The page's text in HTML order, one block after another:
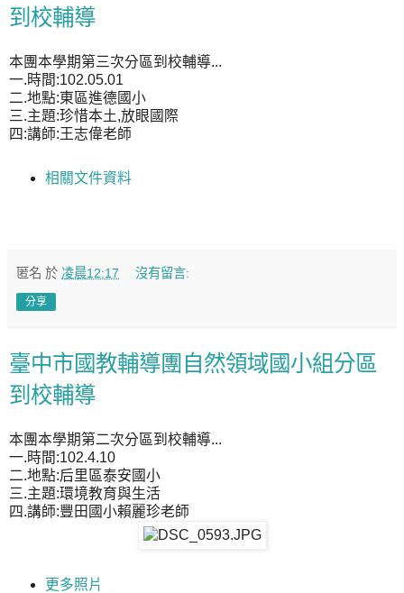
到校輔導
本團本學期第三次分區到校輔導...
一.時間:102.05.01
二.地點:東區進德國小
三.主題:珍惜本土,放眼國際
四:講師:王志偉老師
相關文件資料
匿名 於 凌晨12:17 沒有留言:
分享
臺中市國教輔導團自然領域國小組分區
到校輔導
本團本學期第二次分區到校輔導...
一.時間:102.4.10
二.地點:后里區泰安國小
三.主題:環境教育與生活
四.講師:豐田國小賴麗珍老師
更多照片